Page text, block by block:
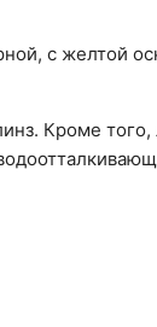
с желтой
Кроме